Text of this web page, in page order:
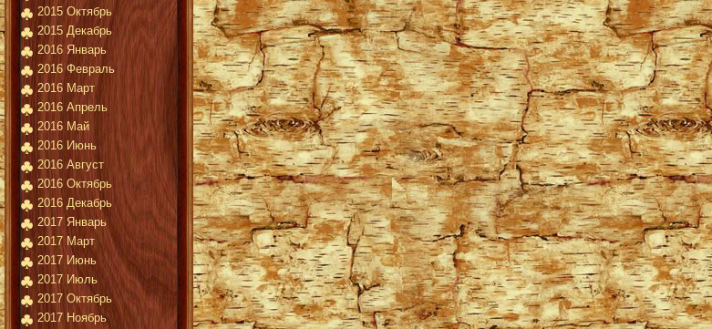
2015 Октябрь
2015 Декабрь
2016 Январь
2016 Февраль
2016 Март
2016 Апрель
2016 Май
2016 Июнь
2016 Август
2016 Октябрь
2016 Декабрь
2017 Январь
2017 Март
2017 Июнь
2017 Июль
2017 Октябрь
2017 Ноябрь